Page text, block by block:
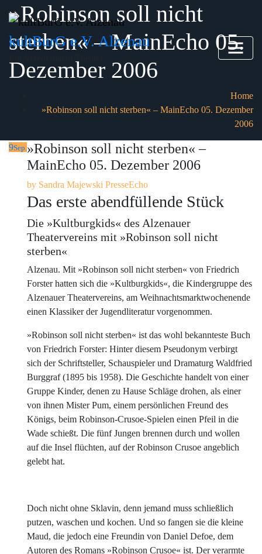
content
kultBurG e.V. Alzenau
»Robinson soll nicht
sterben« – MainEcho 05.
Dezember 2006
Home
»Robinson soll nicht sterben« – MainEcho 05. Dezember
2006
9Sep.»Robinson soll nicht sterben« –
MainEcho 05. Dezember 2006
by Sandra Majewski PresseEcho
Das erste abendfüllende Stück
Die »Kultburgkids« des Alzenauer
Theatervereins mit »Robinson soll nicht
sterben«
Alzenau. Mit »Robinson soll nicht sterben« von Friedrich
Forster hatten sich die »Kultburgkids«, die Kindergruppe des
Alzenauer Theatervereins, am Weihnachtsmarktwochenende
einen Klassiker der Jugendliteratur vorgenommen.
»Robinson soll nicht sterben« ist das wohl bekannteste Buch
von Friedrich Forster: Hinter diesem Pseudonym verbirgt
sich der Schriftsteller, Schauspieler und Dramaturg Waldfried
Burggraf (1895 bis 1958). Die Geschichte handelt von einer
Gruppe Kinder, denen zu Hause Schläge drohen, als einer
von ihnen Mister Pum, einem persönlichen Freund des
Königs, beim Robinson-Crusoe-Spielen einen Pfeil in die
Wade schießt. Die fünf Jungen brennen durch und wollen
auf die Insel flüchten, auf der Robinson Crusoe angeblich
gelebt hat.
Doch nicht ohne Sklavin, denn jemand muss schließlich
putzen, waschen und kochen. Und so fangen sie die kleine
Maud, die jedoch eine Freundin von Daniel Defoe, dem
Autoren des Romans »Robinson Crusoe« ist. Der verarmte